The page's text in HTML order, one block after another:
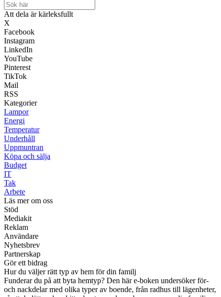
Att dela är kärleksfullt
X
Facebook
Instagram
LinkedIn
YouTube
Pinterest
TikTok
Mail
RSS
Kategorier
Lampor
Energi
Temperatur
Underhåll
Uppmuntran
Köpa och sälja
Budget
IT
Tak
Arbete
Läs mer om oss
Stöd
Mediakit
Reklam
Användare
Nyhetsbrev
Partnerskap
Gör ett bidrag
Hur du väljer rätt typ av hem för din familj
Funderar du på att byta hemtyp? Den här e-boken undersöker för-
och nackdelar med olika typer av boende, från radhus till lägenheter,